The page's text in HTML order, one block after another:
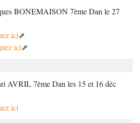
BONEMAISON 7ème Dan le 27
ici
ici
AVRIL 7ème Dan les 15 et 16 déc
ici